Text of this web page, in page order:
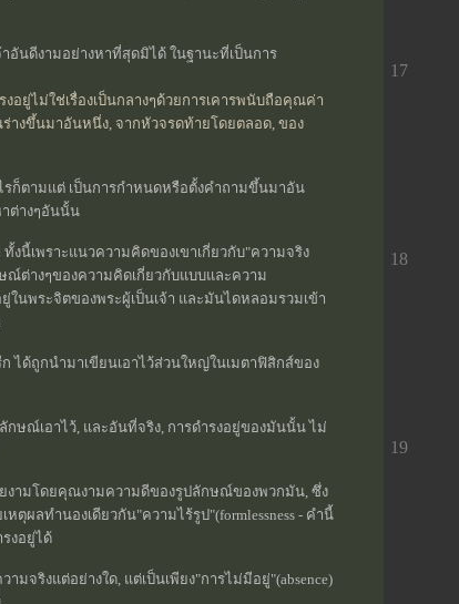
อันดีงามอย่างหาที่สุดมิได้ ในฐานะที่เป็นการ
อยู่ไม่ใช่เรื่องเป็นกลางๆด้วยการเคารพนับถือคุณค่า
างขึ้นมาอันหนึ่ง, จากหัวจรดท้ายโดยตลอด, ของ
ก็ตามแต่ เป็นการกำหนดหรือตั้งคำถามขึ้นมาอัน
ต่างๆอันนั้น
งนี้เพราะแนวความคิดของเขาเกี่ยวกับ"ความจริง
ณ์ต่างๆของความคิดเกี่ยวกับแบบและความ
ยู่ในพระจิตของพระผู้เป็นเจ้า และมันไดหลอมรวมเข้า
ด้ถูกนำมาเขียนเอาไว้ส่วนใหญ่ในเมตาฟิสิกส์ของ
ษณ์เอาไว้, และอันที่จริง, การดำรงอยู่ของมันนั้น ไม่
งามโดยคุณงามความดีของรูปลักษณ์ของพวกมัน, ซึ่ง
ตุผลทำนองเดียวกัน"ความไร้รูป"(formlessness - คำนี้
งอยู่ได้
จริงแต่อย่างใด, แต่เป็นเพียง"การไม่มีอยู่"(absence)
17
18
19